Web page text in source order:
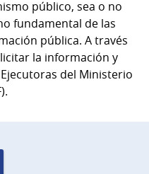
público, sea o no
fundamental de las
pública. A través
la información y
del Ministerio